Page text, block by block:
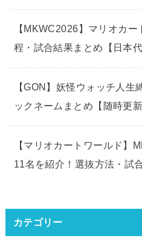
【MKWC2026】マリオカ
程・試合結果まとめ【日本
【GON】妖怪ウォッチ人生
ックネームまとめ【随時更新
【マリオカートワールド】
11名を紹介！選抜方法・試
カテゴリー